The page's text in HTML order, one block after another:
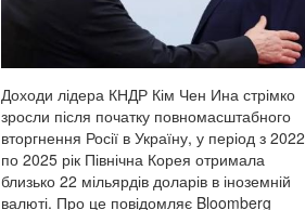
Доходи лідера КНДР Кім Чен Ина стрімко
зросли після початку повномасштабного
вторгнення Росії в Україну, у період з 2022
по 2025 рік Північна Корея отримала
близько 22 мільярдів доларів в іноземній
валюті. Про це повідомляє Bloomberg